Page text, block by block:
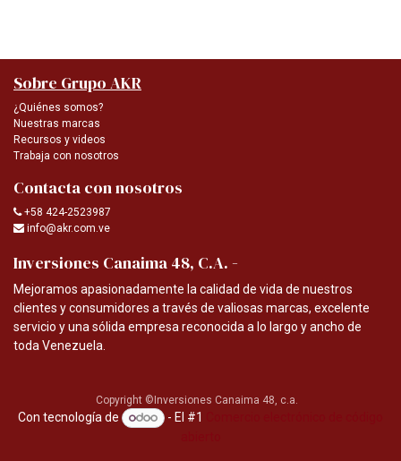
Sobre Grupo AKR
¿Quiénes somos?
Nuestras marcas
Recursos y videos
Trabaja con nosotros
Contacta con nosotros
+58 424-2523987
info@akr.com.ve
Inversiones Canaima 48, C.A. -
Mejoramos apasionadamente la calidad de vida de nuestros
clientes y consumidores a través de valiosas marcas, excelente
servicio y una sólida empresa reconocida a lo largo y ancho de
toda Venezuela.
Copyright ©Inversiones Canaima 48, c.a.
Con tecnología de - El #1